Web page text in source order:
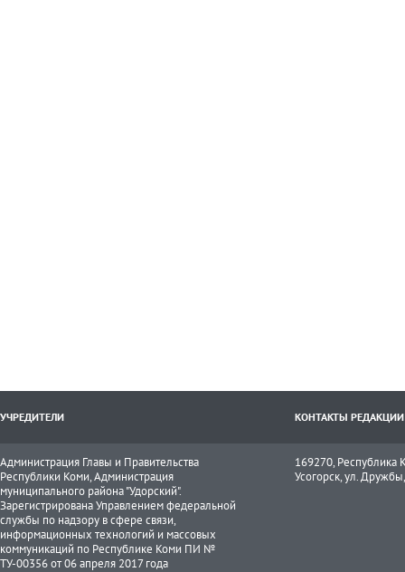
УЧРЕДИТЕЛИ КОНТАКТЫ РЕДАКЦИИ
Администрация Главы и Правительства
Республики Коми, Администрация
муниципального района "Удорский".
Зарегистрирована Управлением федеральной
службы по надзору в сфере связи,
информационных технологий и массовых
коммуникаций по Республике Коми ПИ №
ТУ-00356 от 06 апреля 2017 года
169270, Республика
Усогорск, ул.